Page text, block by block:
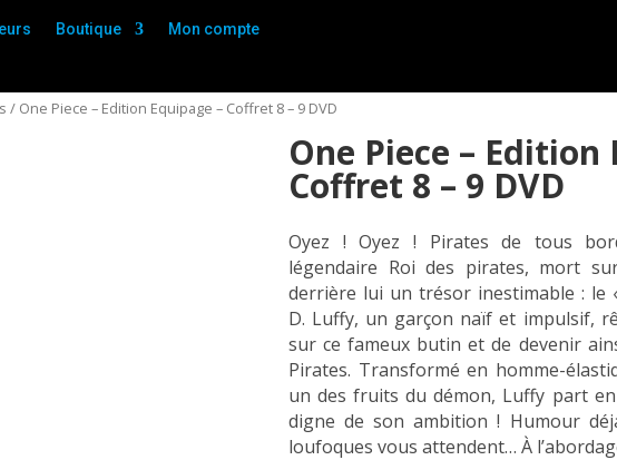
Boutique
Mon compte
/ One Piece – Edition Equipage – Coffret 8 – 9 DVD
One Piece – Edition
Coffret 8 – 9 DVD
Oyez ! Oyez ! Pirates de tous
légendaire Roi des pirates, mort
derrière lui un trésor inestimable : le
D. Luffy, un garçon naïf et impulsif,
sur ce fameux butin et de devenir
Pirates. Transformé en homme-
un des fruits du démon, Luffy part en
digne de son ambition ! Humour
loufoques vous attendent… À